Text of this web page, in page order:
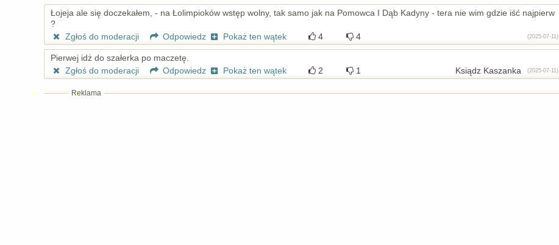
Łojeja ale się doczekałem, - na Łolimpioków wstęp wolny, tak samo jak na Pomowca I Dąb Kadyny - tera nie wim gdzie iść najpierw
?
Zgłoś do moderacji
Odpowiedz Pokaż ten wątek 4 4 (2025-07-11)
Pierwej idż do szałerka po maczetę.
Zgłoś do moderacji
Odpowiedz Pokaż ten wątek 2 1 Ksiądz Kaszanka (2025-07-11)
Reklama